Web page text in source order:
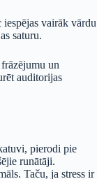
vairāk vārdu
saturu.
un
auditorijas
pierodi pie
runātāji.
Taču, ja stress ir